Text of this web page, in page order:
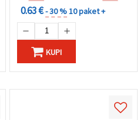
0.63 €- 30 %10 paket +
KUPI